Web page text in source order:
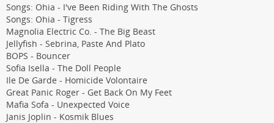
Songs: Ohia - I've Been Riding With The Ghosts
Songs: Ohia - Tigress
Magnolia Electric Co. - The Big Beast
Jellyfish - Sebrina, Paste And Plato
BOPS - Bouncer
Sofia Isella - The Doll People
Ile De Garde - Homicide Volontaire
Great Panic Roger - Get Back On My Feet
Mafia Sofa - Unexpected Voice
Janis Joplin - Kosmik Blues